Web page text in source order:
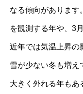
なる傾向があります
を観測する年や、3
近年では気温上昇の
雪が少ない冬も増え
大きく外れる年もあ